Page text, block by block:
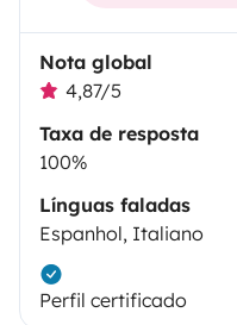
Nota global
4,87/5
Taxa de resposta
100%
Línguas faladas
Espanhol, Italiano
Perfil certificado